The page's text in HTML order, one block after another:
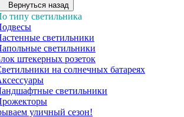
Вернуться назад
типу светильника
светильники
светильники
штекерных розеток
на солнечных батареях
светильники